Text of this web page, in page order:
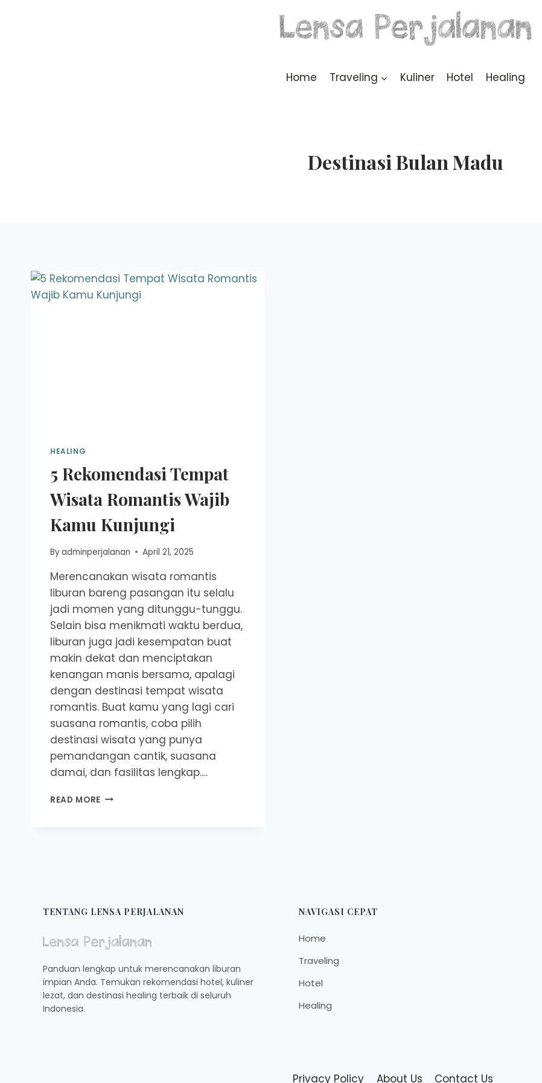
Home Traveling Kuliner Hotel Healing
Destinasi Bulan Madu
HEALING
5 Rekomendasi Tempat
Wisata Romantis Wajib
Kamu Kunjungi
Byadminperjalanan April 21, 2025
Merencanakan wisata romantis
liburan bareng pasangan itu selalu
jadi momen yang ditunggu-tunggu.
Selain bisa menikmati waktu berdua,
liburan juga jadi kesempatan buat
makin dekat dan menciptakan
kenangan manis bersama, apalagi
dengan destinasi tempat wisata
romantis. Buat kamu yang lagi cari
suasana romantis, coba pilih
destinasi wisata yang punya
pemandangan cantik, suasana
damai, dan fasilitas lengkap….
READ MORE 5
TENTANG LENSA PERJALANAN
Panduan lengkap untuk merencanakan liburan
impian Anda. Temukan rekomendasi hotel, kuliner
lezat, dan destinasi healing terbaik di seluruh
Indonesia.
NAVIGASI CEPAT
Home
Traveling
Hotel
Healing
Privacy Policy About Us Contact Us